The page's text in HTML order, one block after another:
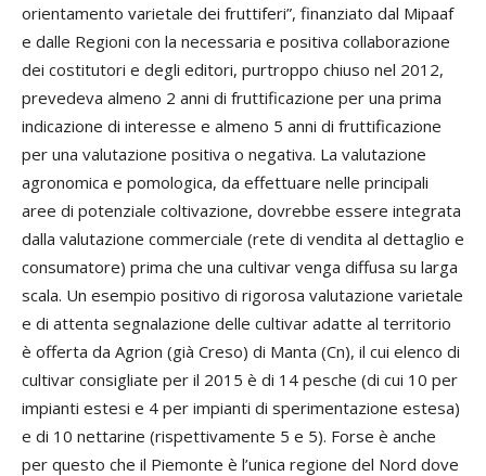
orientamento varietale dei fruttiferi”, finanziato dal Mipaaf
e dalle Regioni con la necessaria e positiva collaborazione
dei costitutori e degli editori, purtroppo chiuso nel 2012,
prevedeva almeno 2 anni di fruttificazione per una prima
indicazione di interesse e almeno 5 anni di fruttificazione
per una valutazione positiva o negativa. La valutazione
agronomica e pomologica, da effettuare nelle principali
aree di potenziale coltivazione, dovrebbe essere integrata
dalla valutazione commerciale (rete di vendita al dettaglio e
consumatore) prima che una cultivar venga diffusa su larga
scala. Un esempio positivo di rigorosa valutazione varietale
e di attenta segnalazione delle cultivar adatte al territorio
è offerta da Agrion (già Creso) di Manta (Cn), il cui elenco di
cultivar consigliate per il 2015 è di 14 pesche (di cui 10 per
impianti estesi e 4 per impianti di sperimentazione estesa)
e di 10 nettarine (rispettivamente 5 e 5). Forse è anche
per questo che il Piemonte è l’unica regione del Nord dove